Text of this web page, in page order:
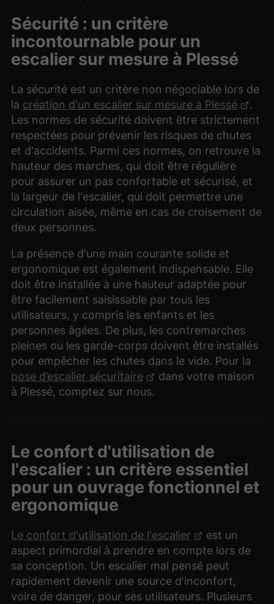
Sécurité : un critère
incontournable pour un
escalier sur mesure à Plessé
La sécurité est un critère non négociable lors de
la création d'un escalier sur mesure à Plessé
.
Les normes de sécurité doivent être strictement
respectées pour prévenir les risques de chutes
et d'accidents. Parmi ces normes, on retrouve la
hauteur des marches, qui doit être régulière
pour assurer un pas confortable et sécurisé, et
la largeur de l'escalier, qui doit permettre une
circulation aisée, même en cas de croisement de
deux personnes.
La présence d'une main courante solide et
ergonomique est également indispensable. Elle
doit être installée à une hauteur adaptée pour
être facilement saisissable par tous les
utilisateurs, y compris les enfants et les
personnes âgées. De plus, les contremarches
pleines ou les garde-corps doivent être installés
pour empêcher les chutes dans le vide. Pour la
pose d’escalier sécuritaire
dans votre maison
à Plessé, comptez sur nous.
Le confort d'utilisation de
l'escalier : un critère essentiel
pour un ouvrage fonctionnel et
ergonomique
Le confort d'utilisation de l'escalier
est un
aspect primordial à prendre en compte lors de
sa conception. Un escalier mal pensé peut
rapidement devenir une source d'inconfort,
voire de danger, pour ses utilisateurs. Plusieurs